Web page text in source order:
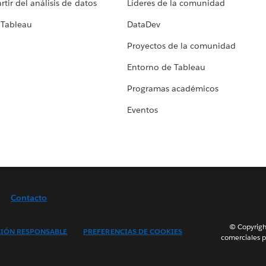
del análisis de datos
Líderes de la comunidad
DataDev
Proyectos de la comunidad
Entorno de Tableau
Programas académicos
Eventos
Contacto
RESPONSABLE
PREFERENCIAS DE COOKIES
©
comerciales